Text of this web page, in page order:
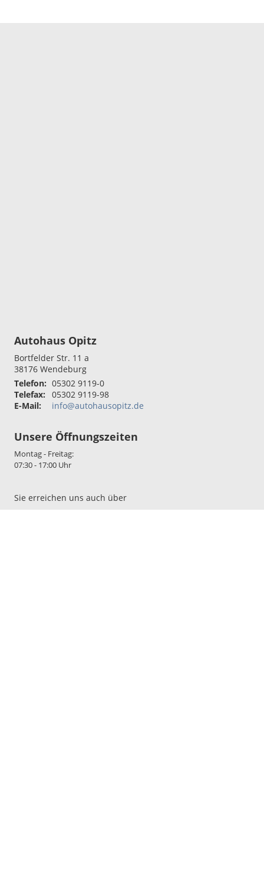
Autohaus Opitz
Bortfelder Str. 11 a
38176 Wendeburg
Telefon: 05302 9119-0
Telefax:
05302 9119-98
E-Mail:
info@autohausopitz.de
Unsere Öffnungszeiten
Montag - Freitag:
07:30 - 17:00 Uhr
Sie erreichen uns auch über